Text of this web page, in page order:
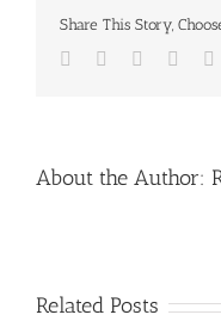
Share This Story,
Facebook
TwitterLinkedIn
Reddit
About the Author:
Related Posts